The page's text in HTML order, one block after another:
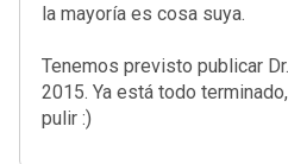
la mayoría es cosa suya.
Tenemos previsto publicar
2015. Ya está todo
pulir :)